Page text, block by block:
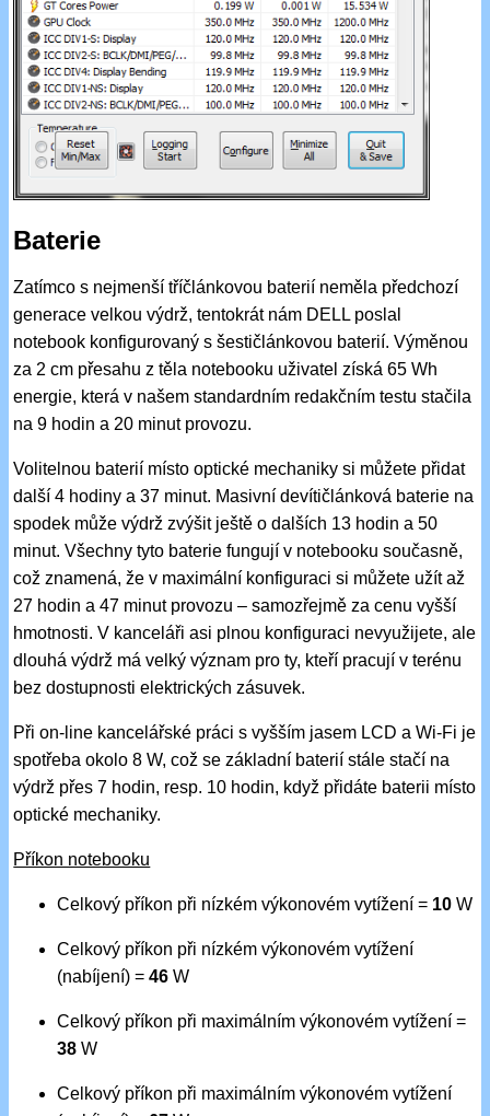
Baterie
Zatímco s nejmenší tříčlánkovou baterií neměla předchozí
generace velkou výdrž, tentokrát nám DELL poslal
notebook konfigurovaný s šestičlánkovou baterií. Výměnou
za 2 cm přesahu z těla notebooku uživatel získá 65 Wh
energie, která v našem standardním redakčním testu stačila
na 9 hodin a 20 minut provozu.
Volitelnou baterií místo optické mechaniky si můžete přidat
další 4 hodiny a 37 minut. Masivní devítičlánková baterie na
spodek může výdrž zvýšit ještě o dalších 13 hodin a 50
minut. Všechny tyto baterie fungují v notebooku současně,
což znamená, že v maximální konfiguraci si můžete užít až
27 hodin a 47 minut provozu – samozřejmě za cenu vyšší
hmotnosti. V kanceláři asi plnou konfiguraci nevyužijete, ale
dlouhá výdrž má velký význam pro ty, kteří pracují v terénu
bez dostupnosti elektrických zásuvek.
Při on-line kancelářské práci s vyšším jasem LCD a Wi-Fi je
spotřeba okolo 8 W, což se základní baterií stále stačí na
výdrž přes 7 hodin, resp. 10 hodin, když přidáte baterii místo
optické mechaniky.
Příkon notebooku
Celkový příkon při nízkém výkonovém vytížení = 10 W
Celkový příkon při nízkém výkonovém vytížení
(nabíjení) =46 W
Celkový příkon při maximálním výkonovém vytížení =
38 W
Celkový příkon při maximálním výkonovém vytížení